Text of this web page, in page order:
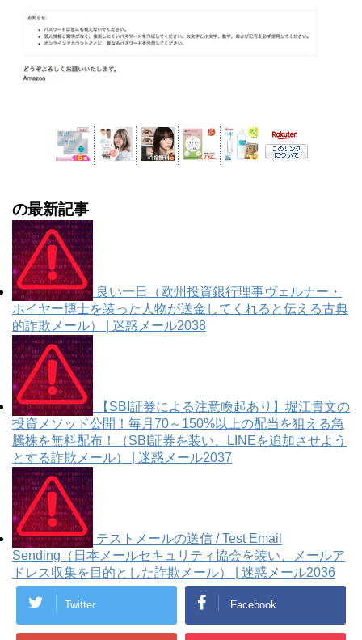
の最新記事
良い一日（欧州投資銀行理事ヴェルナー・
ホイヤー博士を装った人物が送金してくれると伝える古典
的詐欺メール） | 迷惑メール2038
【SBI証券による注意喚起あり】堀江貴文の
投資メソッド公開！毎月70～150%以上の配当を狙える急
騰株を無料配布！（SBI証券を装い、LINEを追加させよう
とする詐欺メール） | 迷惑メール2037
テストメールの送信 / Test Email
Sending（日本メールセキュリティ協会を装い、メールア
ドレス収集を目的とした詐欺メール） | 迷惑メール2036
Twitter Facebook